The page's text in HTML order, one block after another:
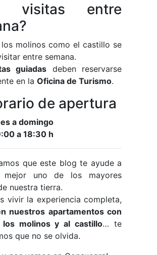
visitas entre
molinos como el castillo se
entre semana.
guiadas deben reservarse
en la Oficina de Turismo.
de apertura
a domingo
a 18:30 h
que este blog te ayude a
mejor uno de los mayores
nuestra tierra.
vivir la experiencia completa,
nuestros apartamentos con
molinos y al castillo… te
que no se olvida.